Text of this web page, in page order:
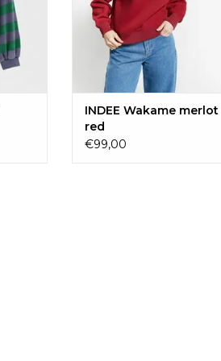
INDEE Wakame merlot
red
€99,00